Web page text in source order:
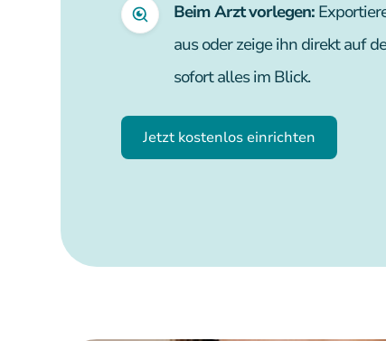
Beim Arzt vorlegen:
aus oder zeige ihn direkt auf
sofort alles im Blick.
Jetzt kostenlos einrichten